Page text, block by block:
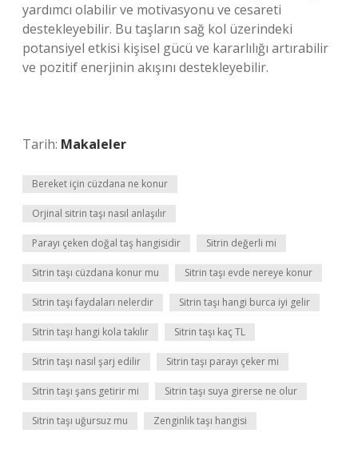
yardımcı olabilir ve motivasyonu ve cesareti
destekleyebilir. Bu taşların sağ kol üzerindeki
potansiyel etkisi kişisel gücü ve kararlılığı artırabilir
ve pozitif enerjinin akışını destekleyebilir.
Tarih: Makaleler
Bereket için cüzdana ne konur
Orjinal sitrin taşı nasıl anlaşılır
Parayı çeken doğal taş hangisidir Sitrin değerli mi
Sitrin taşı cüzdana konur mu Sitrin taşı evde nereye konur
Sitrin taşı faydaları nelerdir Sitrin taşı hangi burca iyi gelir
Sitrin taşı hangi kola takılır Sitrin taşı kaç TL
Sitrin taşı nasıl şarj edilir Sitrin taşı parayı çeker mi
Sitrin taşı şans getirir mi Sitrin taşı suya girerse ne olur
Sitrin taşı uğursuz mu Zenginlik taşı hangisi